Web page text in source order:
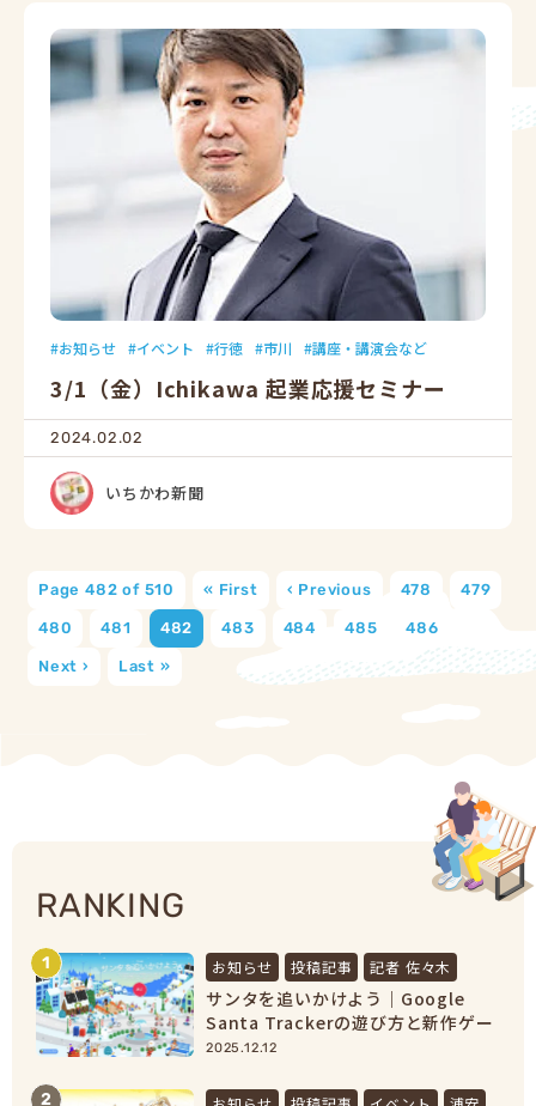
お知らせ イベント 行徳 市川 講座・講演会など
3/1（金）Ichikawa 起業応援セミナー
2024.02.02
いちかわ新聞
Page 482 of 510 « First ‹ Previous 478 479
480 481 482 483 484 485 486
Next › Last »
RANKING
1 お知らせ 投稿記事 記者 佐々木
サンタを追いかけよう｜Google
Santa Trackerの遊び方と新作ゲー
ムまとめ【2025最新】
2025.12.12
2